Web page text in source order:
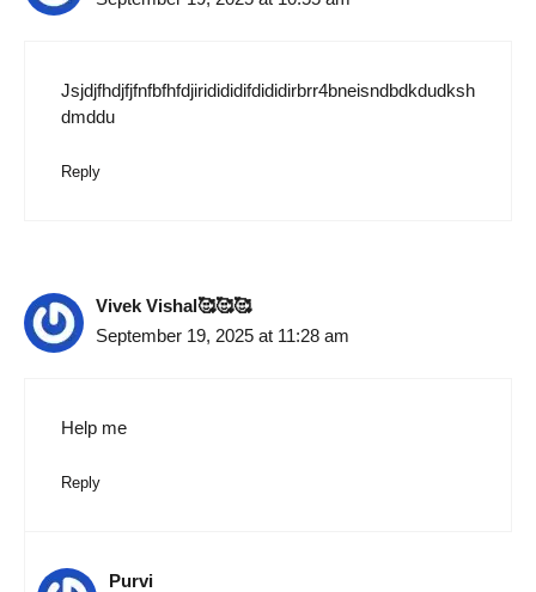
Jsjdjfhdjfjfnfbfhfdjiridididifdididirbrr4bneisndbdkdudksh
dmddu
Reply
Vivek Vishal🥰🥰🥰
September 19, 2025 at 11:28 am
Help me
Reply
Purvi